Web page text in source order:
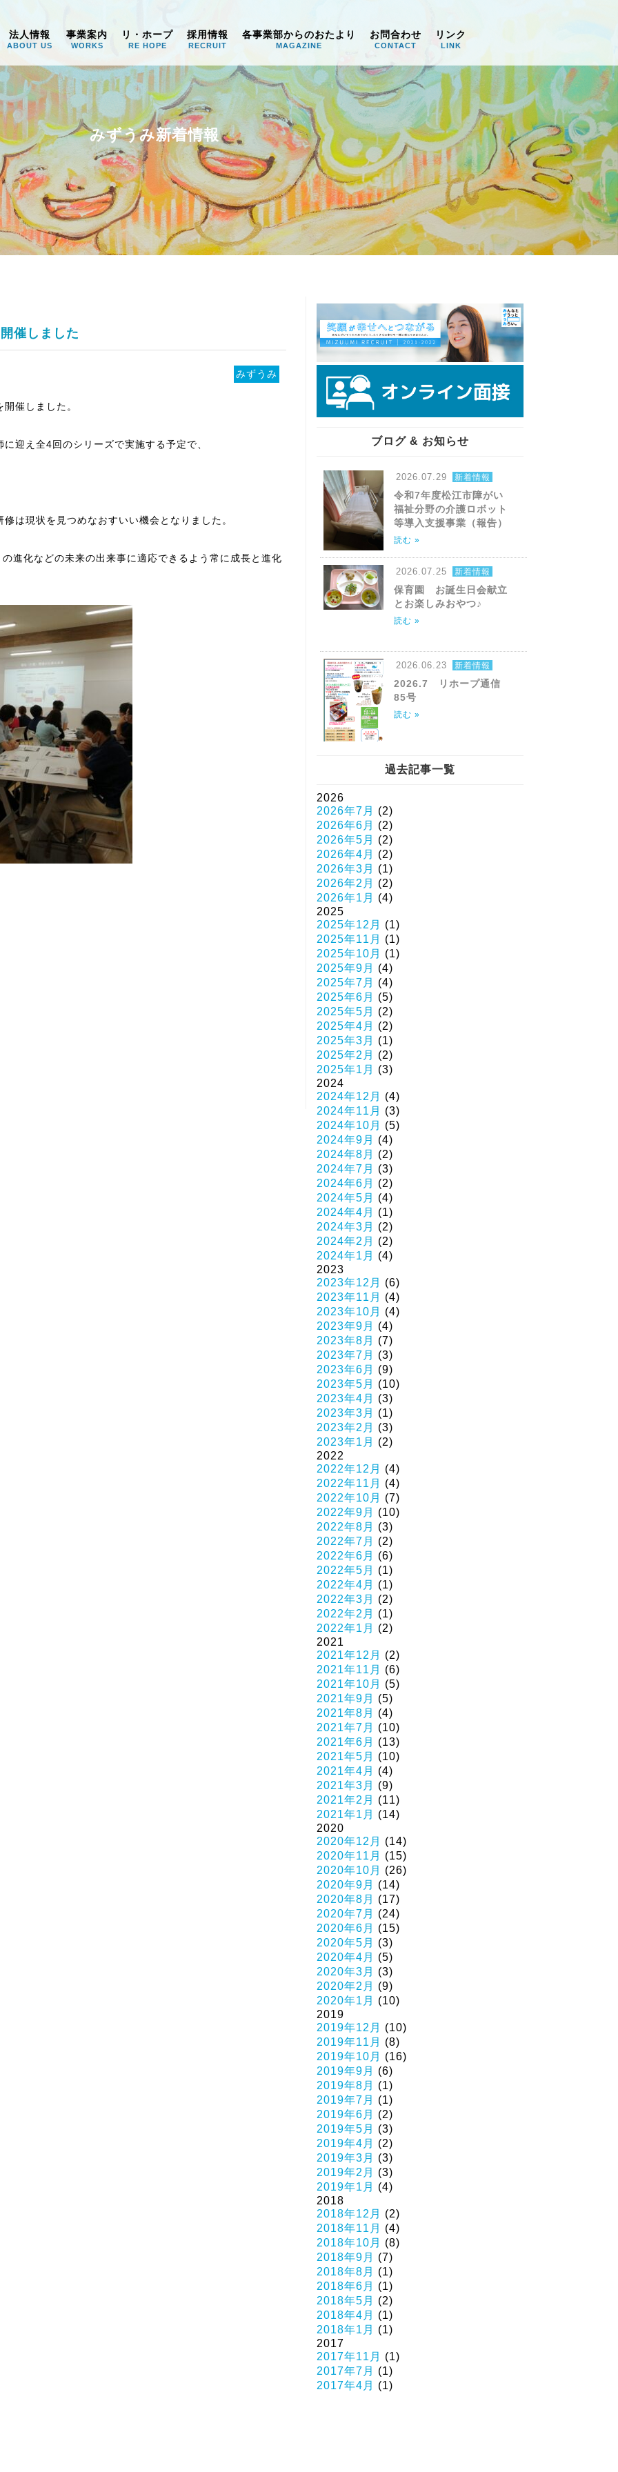
み
法人情報
ABOUT US
事業案内
WORKS
リ・ホープ
RE HOPE
採用情報
RECRUIT
各事業部からのおたより
MAGAZINE
お問合わせ
CONTACT
リンク
LINK
みずうみ新着情報
催しました
みずうみ
催しました。
迎え全4回のシリーズで実施する予定で、
は現状を見つめなおすいい機会となりました。
進化などの未来の出来事に適応できるよう常に成長と進化
ブログ & お知らせ
2026.07.29 新着情報
令和7年度松江市障がい
福祉分野の介護ロボット
等導入支援事業（報告）
読む »
2026.07.25 新着情報
保育園 お誕生日会献立
とお楽しみおやつ♪
読む »
2026.06.23 新着情報
2026.7 リホープ通信
85号
読む »
過去記事一覧
2026
2026年7月
(2)
2026年6月
(2)
2026年5月
(2)
2026年4月
(2)
2026年3月
(1)
2026年2月
(2)
2026年1月
(4)
2025
2025年12月
(1)
2025年11月
(1)
2025年10月
(1)
2025年9月
(4)
2025年7月
(4)
2025年6月
(5)
2025年5月
(2)
2025年4月
(2)
2025年3月
(1)
2025年2月
(2)
2025年1月
(3)
2024
2024年12月
(4)
2024年11月
(3)
2024年10月
(5)
2024年9月
(4)
2024年8月
(2)
2024年7月
(3)
2024年6月
(2)
2024年5月
(4)
2024年4月
(1)
2024年3月
(2)
2024年2月
(2)
2024年1月
(4)
2023
2023年12月
(6)
2023年11月
(4)
2023年10月
(4)
2023年9月
(4)
2023年8月
(7)
2023年7月
(3)
2023年6月
(9)
2023年5月
(10)
2023年4月
(3)
2023年3月
(1)
2023年2月
(3)
2023年1月
(2)
2022
2022年12月
(4)
2022年11月
(4)
2022年10月
(7)
2022年9月
(10)
2022年8月
(3)
2022年7月
(2)
2022年6月
(6)
2022年5月
(1)
2022年4月
(1)
2022年3月
(2)
2022年2月
(1)
2022年1月
(2)
2021
2021年12月
(2)
2021年11月
(6)
2021年10月
(5)
2021年9月
(5)
2021年8月
(4)
2021年7月
(10)
2021年6月
(13)
2021年5月
(10)
2021年4月
(4)
2021年3月
(9)
2021年2月
(11)
2021年1月
(14)
2020
2020年12月
(14)
2020年11月
(15)
2020年10月
(26)
2020年9月
(14)
2020年8月
(17)
2020年7月
(24)
2020年6月
(15)
2020年5月
(3)
2020年4月
(5)
2020年3月
(3)
2020年2月
(9)
2020年1月
(10)
2019
2019年12月
(10)
2019年11月
(8)
2019年10月
(16)
2019年9月
(6)
2019年8月
(1)
2019年7月
(1)
2019年6月
(2)
2019年5月
(3)
2019年4月
(2)
2019年3月
(3)
2019年2月
(3)
2019年1月
(4)
2018
2018年12月
(2)
2018年11月
(4)
2018年10月
(8)
2018年9月
(7)
2018年8月
(1)
2018年6月
(1)
2018年5月
(2)
2018年4月
(1)
2018年1月
(1)
2017
2017年11月
(1)
2017年7月
(1)
2017年4月
(1)